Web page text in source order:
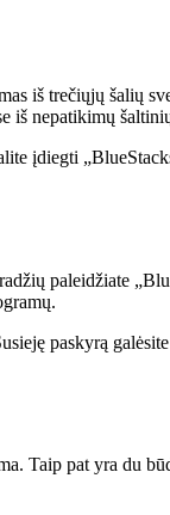
iš trečiųjų šalių
iš nepatikimų
įdiegti
paleidžiate
paskyrą
Taip pat yra du